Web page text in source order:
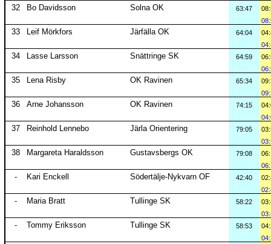
32 Bo Davidsson Solna OK 63:47
33 Leif Mörkfors Järfälla OK 64:04
34 Lasse Larsson Snättringe SK 64:59
35 Lena Risby OK Ravinen 65:34
36 Arne Johansson OK Ravinen 74:15
37 Reinhold Lennebo Järla Orientering 79:05
38 Margareta Haraldsson Gustavsbergs OK 79:08
- Kari Enckell Södertälje-Nykvarn OF 42:40
- Maria Bratt Tullinge SK 58:22
- Tommy Eriksson Tullinge SK 58:53